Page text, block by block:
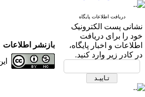
دریافت اطلاعات پایگاه
نشانی پست الکترونیک
خود را برای دریافت
اطلاعات و اخبار پایگاه،
در کادر زیر وارد کنید.
بازنشر اطلاعات